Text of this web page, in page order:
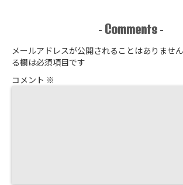
- Comments -
メールアドレスが公開されることはありません
る欄は必須項目です
コメント ※